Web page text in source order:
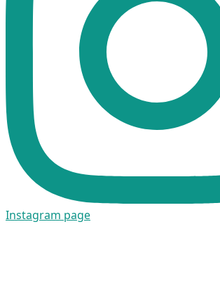
Instagram page